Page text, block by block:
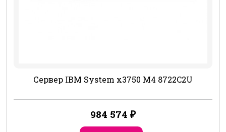
Сервер IBM System x3750 M4 8722C2U
984 574 ₽